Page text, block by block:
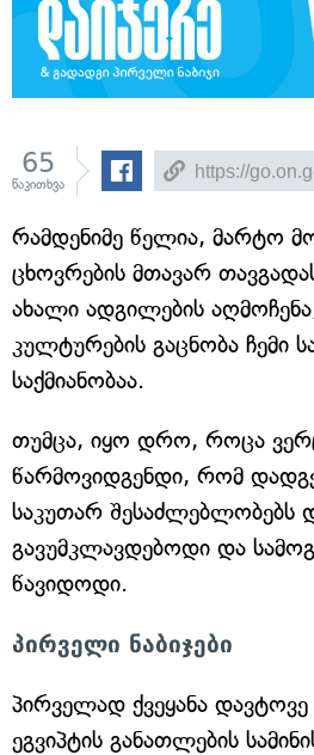
65
წაკითხვა
რამდენიმე წელია, მარტო
ცხოვრების მთავარ
ახალი ადგილების
კულტურების გაცნობა ჩემი
საქმიანობაა.
თუმცა, იყო დრო, როცა
წარმოვიდგენდი, რომ
საკუთარ შესაძლებლობებს
გავუმკლავდებოდი და
წავიდოდი.
პირველი ნაბიჯები
პირველად ქვეყანა
ეგვიპტის განათლების